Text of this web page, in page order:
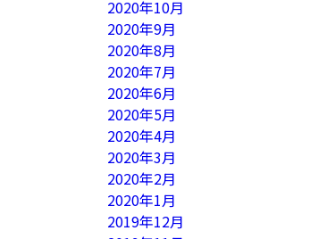
2020年10月
2020年9月
2020年8月
2020年7月
2020年6月
2020年5月
2020年4月
2020年3月
2020年2月
2020年1月
2019年12月